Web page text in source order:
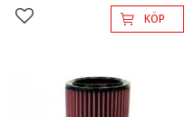
Lägg till i favoriterKÖP